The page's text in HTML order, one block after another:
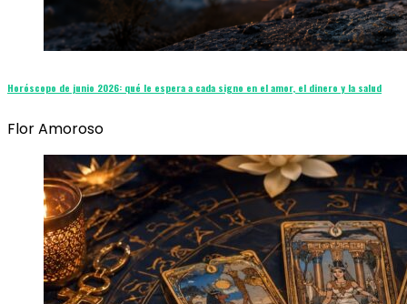
Horóscopo de junio 2026: qué le espera a cada signo en el amor, el dinero y la salud
Flor Amoroso